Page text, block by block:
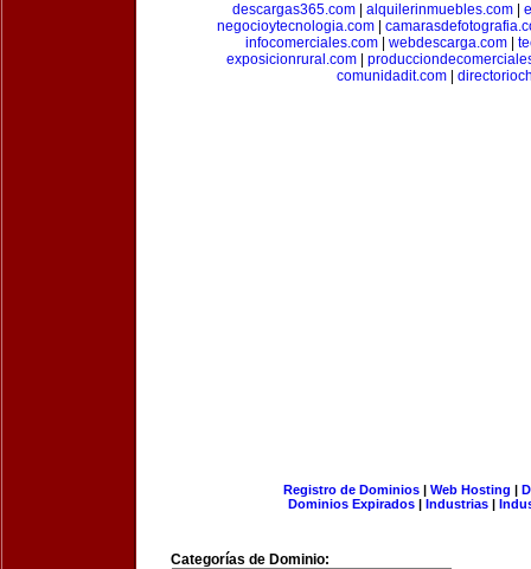
descargas365.com| alquilerinmuebles.com|
negocioytecnologia.com
infocomerciales.com| webdescarga.com|
exposicionrural.com
comunidadit.com|
Registro de Dominios| Web Hosting |
Dominios Expirados | Industrias |
Categorías de Dominio: